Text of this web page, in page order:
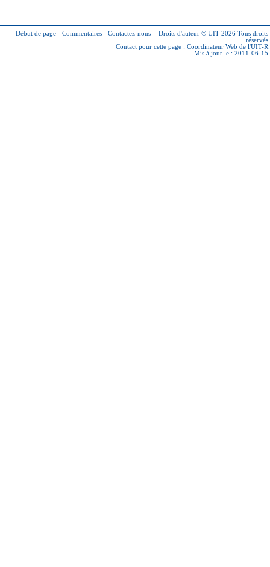
Début de page - Commentaires - Contactez-nous - Droits d'auteur © UIT 2026 Tous droits
réservés
Contact pour cette page : Coordinateur Web de l'UIT-R
Mis à jour le : 2011-06-15